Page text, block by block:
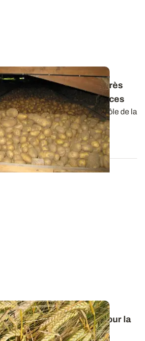
pommes de terre - L’après
et conséquences
(CIPC) pour le contrôle de la
de...
: nos préconisations pour la